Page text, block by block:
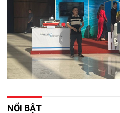
NỔI BẬT